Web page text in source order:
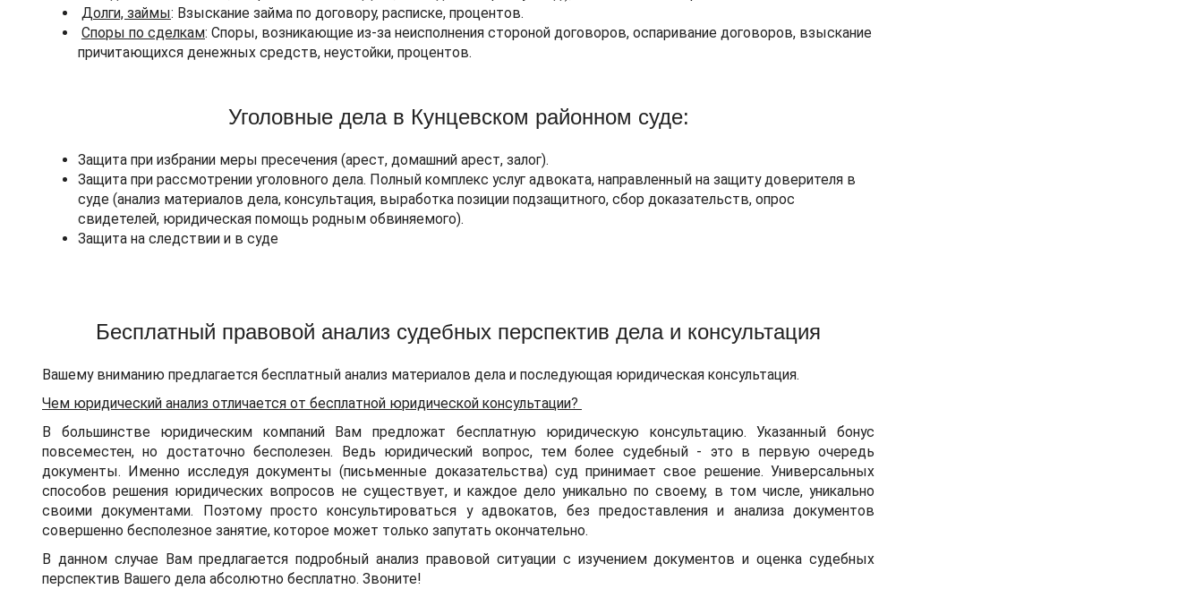
Долги, займы: Взыскание займа по договору, расписке, процентов.
Споры по сделкам: Споры, возникающие из-за неисполнения стороной договоров, оспаривание договоров, взыскание
причитающихся денежных средств, неустойки, процентов.
Уголовные дела в Кунцевском районном суде:
Защита при избрании меры пресечения (арест, домашний арест, залог).
Защита при рассмотрении уголовного дела. Полный комплекс услуг адвоката, направленный на защиту доверителя в
суде (анализ материалов дела, консультация, выработка позиции подзащитного, сбор доказательств, опрос
свидетелей, юридическая помощь родным обвиняемого).
Защита на следствии и в суде
Бесплатный правовой анализ судебных перспектив дела и консультация
Вашему вниманию предлагается бесплатный анализ материалов дела и последующая юридическая консультация.
Чем юридический анализ отличается от бесплатной юридической консультации?
В большинстве юридическим компаний Вам предложат бесплатную юридическую консультацию. Указанный бонус
повсеместен, но достаточно бесполезен. Ведь юридический вопрос, тем более судебный - это в первую очередь
документы. Именно исследуя документы (письменные доказательства) суд принимает свое решение. Универсальных
способов решения юридических вопросов не существует, и каждое дело уникально по своему, в том числе, уникально
своими документами. Поэтому просто консультироваться у адвокатов, без предоставления и анализа документов
совершенно бесполезное занятие, которое может только запутать окончательно.
В данном случае Вам предлагается подробный анализ правовой ситуации с изучением документов и оценка судебных
перспектив Вашего дела абсолютно бесплатно. Звоните!